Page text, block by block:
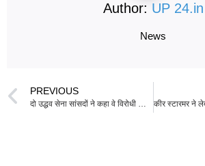
Author: UP 24.in
News
PREVIOUS
दो उद्धव सेना सांसदों ने कहा वे विरोधी शिंदे गुट में शामिल होंगे